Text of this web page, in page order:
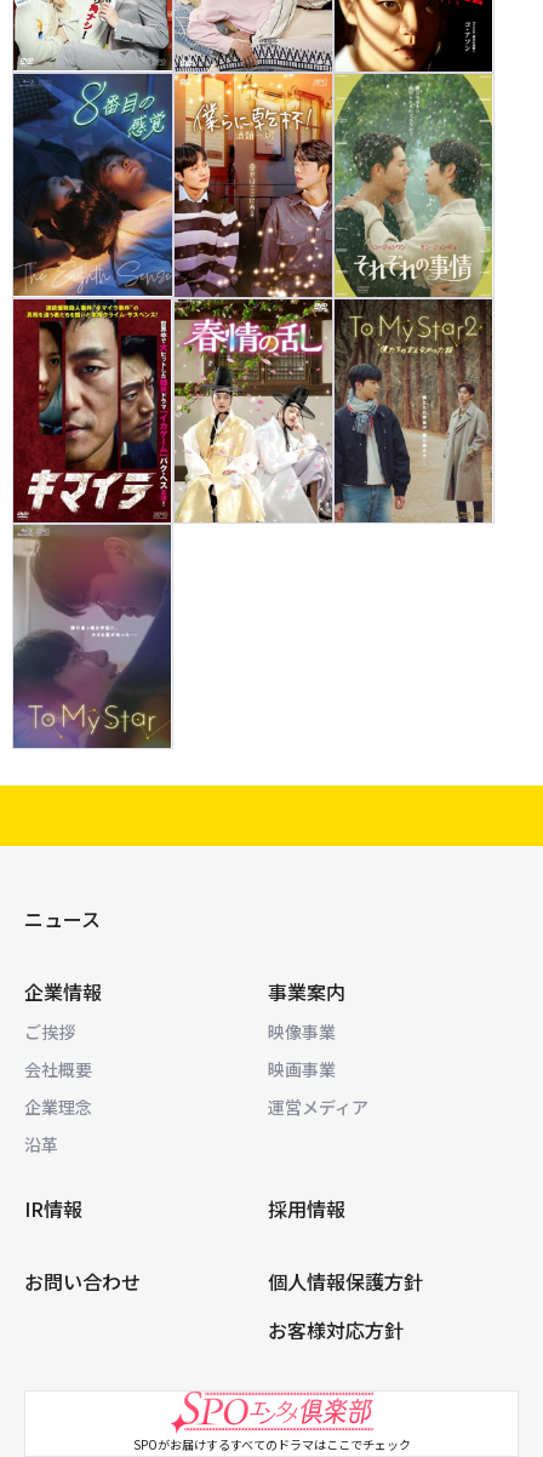
ニュース
企業情報
ご挨拶
会社概要
企業理念
沿革
事業案内
映像事業
映画事業
運営メディア
IR情報 採用情報
お問い合わせ
個人情報保護方針
お客様対応方針
SPOがお届けするすべてのドラマはここでチェック